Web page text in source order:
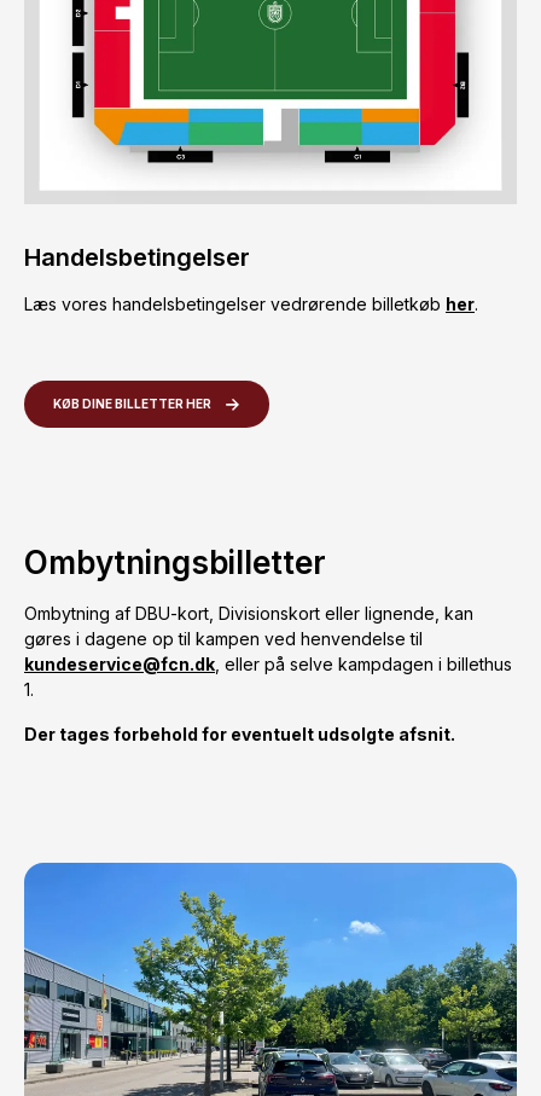
Handelsbetingelser
Læs vores handelsbetingelser vedrørende billetkøb her.
KØB DINE BILLETTER HER
Ombytningsbilletter
Ombytning af DBU-kort, Divisionskort eller lignende, kan
gøres i dagene op til kampen ved henvendelse til
kundeservice@fcn.dk , eller på selve kampdagen i billethus
1.
Der tages forbehold for eventuelt udsolgte afsnit.